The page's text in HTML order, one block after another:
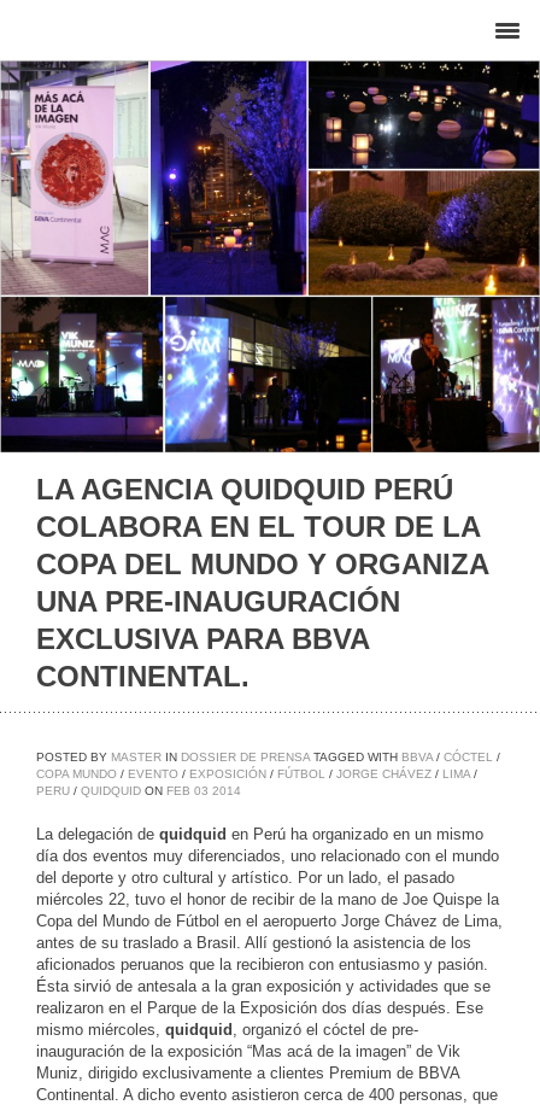
LA AGENCIA QUIDQUID PERÚ
COLABORA EN EL TOUR DE LA
COPA DEL MUNDO Y ORGANIZA
UNA PRE-INAUGURACIÓN
EXCLUSIVA PARA BBVA
CONTINENTAL.
POSTED BY MASTER IN DOSSIER DE PRENSA TAGGED WITH BBVA / CÓCTEL
/
COPA MUNDO / EVENTO / EXPOSICIÓN / FÚTBOL / JORGE CHÁVEZ / LIMA /
PERU / QUIDQUID ON FEB 03 2014
La delegación de quidquid en Perú ha organizado en un mismo
día dos eventos muy diferenciados, uno relacionado con el mundo
del deporte y otro cultural y artístico. Por un lado, el pasado
miércoles 22, tuvo el honor de recibir de la mano de Joe Quispe la
Copa del Mundo de Fútbol en el aeropuerto Jorge Chávez de Lima,
antes de su traslado a Brasil. Allí gestionó la asistencia de los
aficionados peruanos que la recibieron con entusiasmo y pasión.
Ésta sirvió de antesala a la gran exposición y actividades que se
realizaron en el Parque de la Exposición dos días después. Ese
mismo miércoles, quidquid
, organizó el cóctel de pre-
inauguración de la exposición “Mas acá de la imagen” de Vik
Muniz, dirigido exclusivamente a clientes Premium de BBVA
Continental. A dicho evento asistieron cerca de 400 personas, que